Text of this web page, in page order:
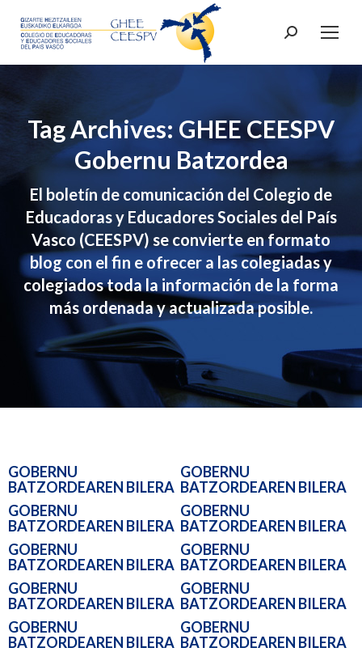
Search:
Tag Archives: GHEE CEESPV
Gobernu Batzordea
El boletín de comunicación del Colegio de
Educadoras y Educadores Sociales del País
Vasco (CEESPV) se convierte en formato
blog con el fin e ofrecer a las colegiadas y
colegiados toda la información de la forma
más ordenada y actualizada posible.
GOBERNU
BATZORDEAREN BILERA
GOBERNU
BATZORDEAREN BILERA
GOBERNU
BATZORDEAREN BILERA
GOBERNU
BATZORDEAREN BILERA
GOBERNU
BATZORDEAREN BILERA
GOBERNU
BATZORDEAREN BILERA
GOBERNU
BATZORDEAREN BILERA
GOBERNU
BATZORDEAREN BILERA
GOBERNU
BATZORDEAREN BILERA
GOBERNU
BATZORDEAREN BILERA